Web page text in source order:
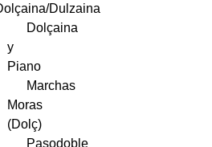
Dulzaina
Dolçaina
y
Piano
Marchas
Moras
(Dolç)
Pasodoble